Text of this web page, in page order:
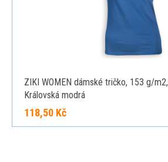
ZIKI WOMEN dámské tričko, 153 g/
Královská modrá
118,50 Kč